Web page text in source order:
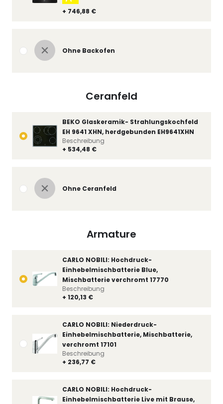
+ 746,88 €
Ohne Backofen
Ceranfeld
BEKO Glaskeramik- Strahlungskochfeld
EH 9641 XHN, herdgebunden EH9641XHN
+ 534,48 €
Beschreibung
Ohne Ceranfeld
Armature
CARLO NOBILI: Hochdruck-
Einhebelmischbatterie Blue,
Mischbatterie verchromt 17770
+ 120,13 €
Beschreibung
CARLO NOBILI: Niederdruck-
Einhebelmischbatterie, Mischbatterie,
verchromt 17101
+ 236,77 €
Beschreibung
CARLO NOBILI: Hochdruck-
Einhebelmischbatterie Live mit Brause,